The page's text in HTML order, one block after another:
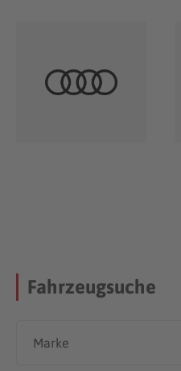
Fahrzeugsuche